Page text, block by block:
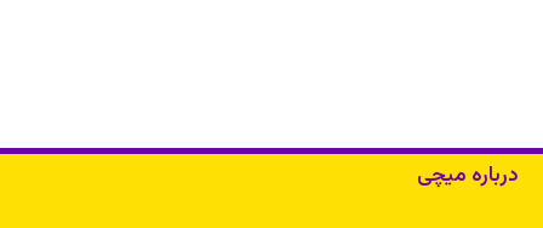
درباره میچی